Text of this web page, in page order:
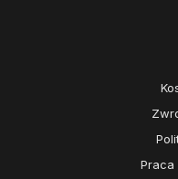
Praca